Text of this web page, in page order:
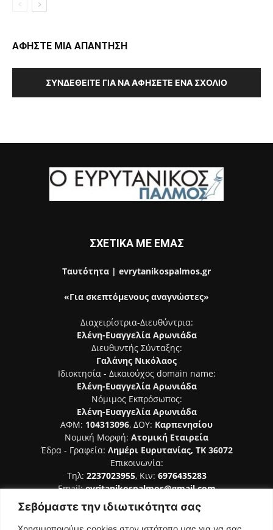
Σεβόμαστε την ιδιωτικότητα σας
ΑΦΗΣΤΕ ΜΙΑ ΑΠΑΝΤΗΣΗ
ΣΥΝΔΕΘΕΊΤΕ ΓΙΑ ΝΑ ΑΦΉΣΕΤΕ ΈΝΑ ΣΧΌΛΙΟ
ΣΧΕΤΙΚΑ ΜΕ ΕΜΑΣ
Ταυτότητα | evrytanikospalmos.gr
«Για σκεπτόμενους αναγνώστες»
Διαχειρίστρια-Διευθύντρια:
Ελένη-Ευαγγελία Αρωνιάδα
Διευθυντής Σύνταξης:
Γαλάνης Νικόλαος
Ιδιοκτησία - Δικαιούχος domain name:
Ελένη-Ευαγγελία Αρωνιάδα
Νόμιμος Εκπρόσωπος:
Ελένη-Ευαγγελία Αρωνιάδα
ΑΦΜ: 104313096, ΔΟΥ: Καρπενησίου
Νομική Μορφή: Ατομική Εταιρεία
Έδρα - Γραφεία: Λημέρι Ευρυτανίας, ΤΚ 36072
Επικοινωνία:
Τηλ: 2237023955, Κιν: 6976435283
Email:evritanikospalmos@gmail.com
Αριθμός Πιστοποίησης Μ.Η.Τ. 242044